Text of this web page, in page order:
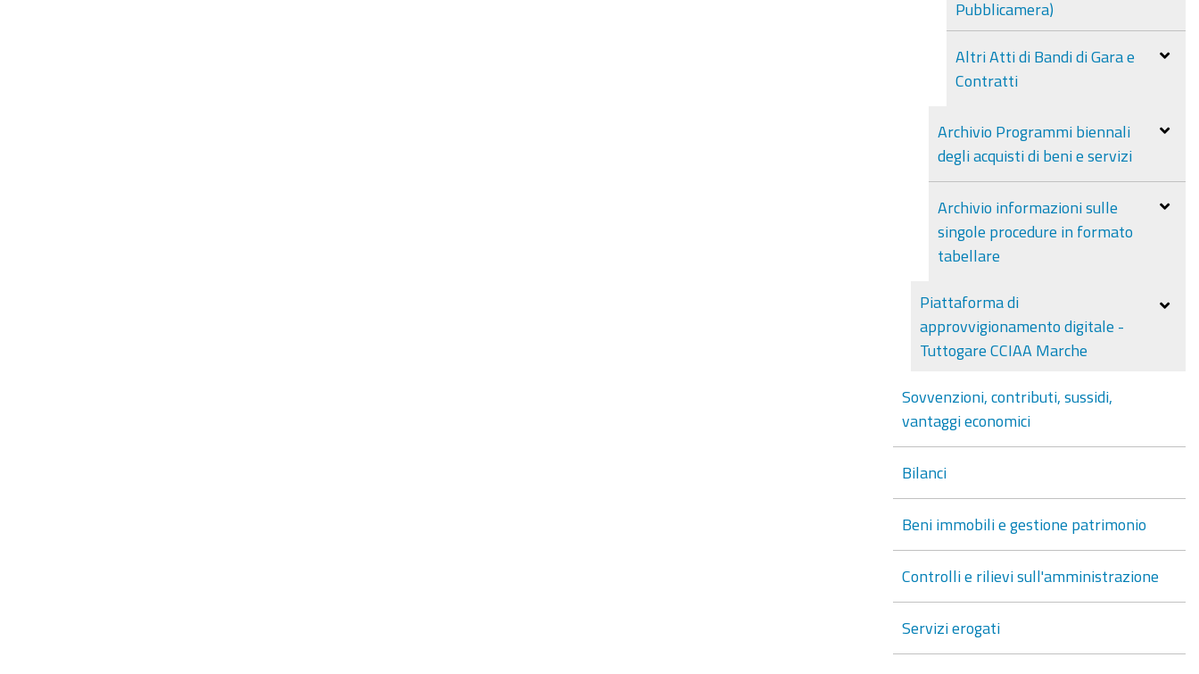
Pubblicamera)
Altri Atti di Bandi di Gara e
Contratti
Archivio Programmi biennali
degli acquisti di beni e servizi
Archivio informazioni sulle
singole procedure in formato
tabellare
Piattaforma di
approvvigionamento digitale -
Tuttogare CCIAA Marche
Sovvenzioni, contributi, sussidi,
vantaggi economici
Bilanci
Beni immobili e gestione patrimonio
Controlli e rilievi sull'amministrazione
Servizi erogati